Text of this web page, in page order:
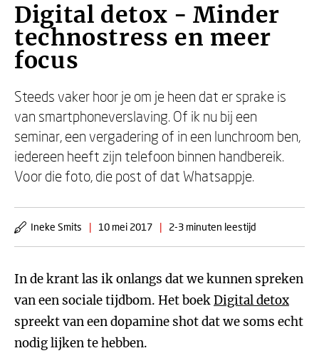
Digital detox - Minder
technostress en meer
focus
Steeds vaker hoor je om je heen dat er sprake is
van smartphoneverslaving. Of ik nu bij een
seminar, een vergadering of in een lunchroom ben,
iedereen heeft zijn telefoon binnen handbereik.
Voor die foto, die post of dat Whatsappje.
Ineke Smits | 10 mei 2017 | 2-3 minuten leestijd
In de krant las ik onlangs dat we kunnen spreken
van een sociale tijdbom. Het boekDigital detox
spreekt van een dopamine shot dat we soms echt
nodig lijken te hebben.